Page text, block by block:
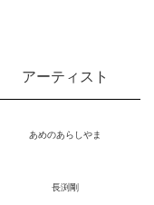
アーティスト
あめのあらしやま
長渕剛